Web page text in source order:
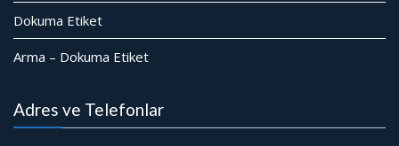
Dokuma Etiket
Arma – Dokuma Etiket
Adres ve Telefonlar